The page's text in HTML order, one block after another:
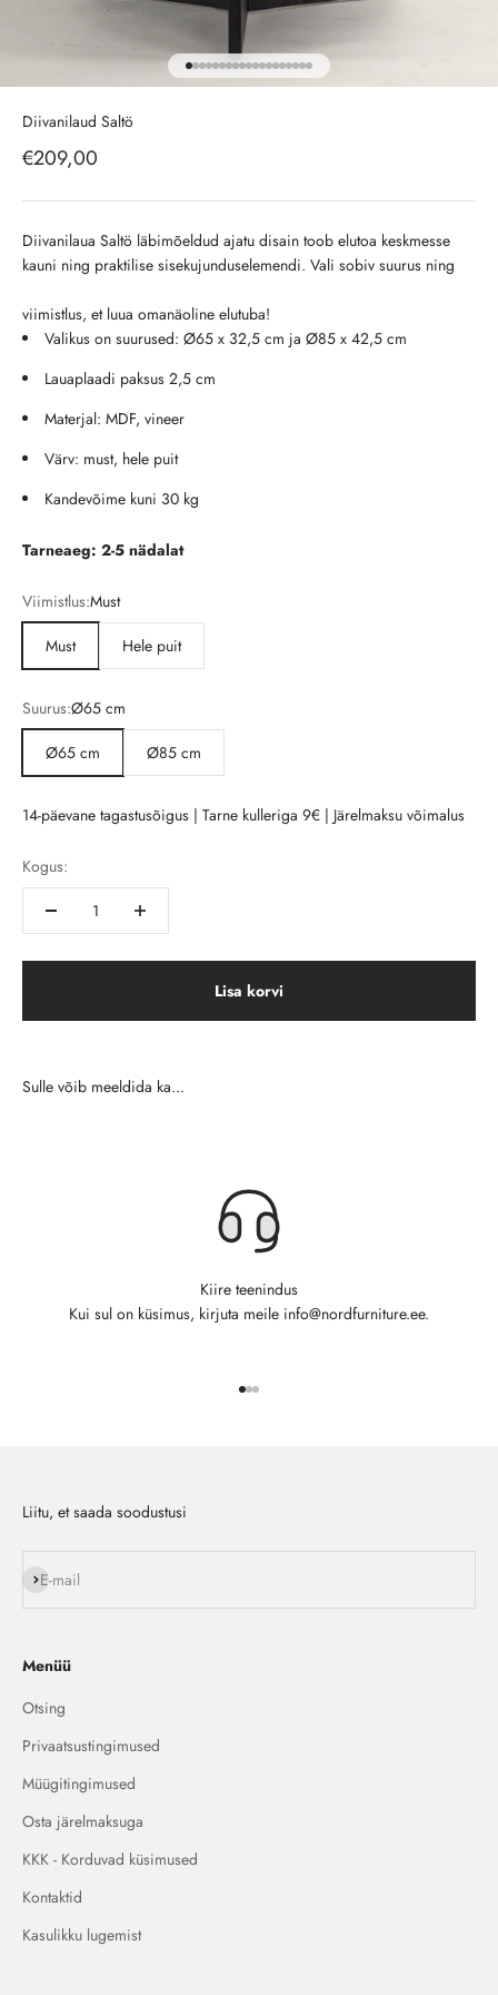
Ava toode 1
Ava toode 2
Ava toode 3
Ava toode 4
Ava toode 5
Ava toode 6
Ava toode 7
Ava toode 8
Ava toode 9
Ava toode 10
Ava toode 11
Ava toode 12
Ava toode 13
Ava toode 14
Ava toode 15
Ava toode 16
Ava toode 17
Ava toode 18
Ava toode 19
Diivanilaud Saltö
Soodushind
€209,00
Diivanilaua Saltö läbimõeldud ajatu disain toob elutoa keskmesse
kauni ning praktilise sisekujunduselemendi. Vali sobiv suurus ning
viimistlus, et luua omanäoline elutuba!
Valikus on suurused: Ø65 x 32,5 cm ja Ø85 x 42,5 cm
Lauaplaadi paksus 2,5 cm
Materjal: MDF, vineer
Värv: must, hele puit
Kandevõime kuni 30 kg
Tarneaeg: 2-5 nädalat
Viimistlus:Must
Must
Hele puit
Suurus:Ø65 cm
Ø65 cm
Ø85 cm
14-päevane tagastusõigus | Tarne kulleriga 9€ | Järelmaksu võimalus
Kogus:
Lisa korvi
Kiire teenindus
Kui sul on küsimus, kirjuta meile info@nordfurniture.ee.
Liitu, et saada soodustusi
E-mail
Liitu
Menüü
Otsing
Privaatsustingimused
Müügitingimused
Osta järelmaksuga
KKK - Korduvad küsimused
Kontaktid
Kasulikku lugemist